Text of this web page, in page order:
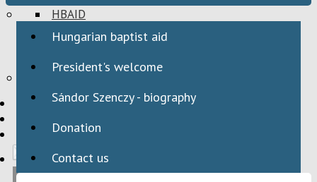
HBAID
DOMESTIC PROGRAMS
HBAID
INTERNATIONAL PROGRAMS
Hungarian baptist aid
President's welcome
Sándor Szenczy - biography
Donation
Contact us